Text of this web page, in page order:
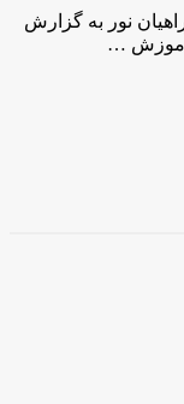
راهیان نور به گزارش
…